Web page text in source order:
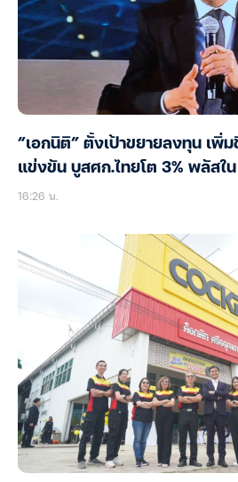
“เอกนิติ” ตั้งเป้าขยายลงทุน เพิ่
แข่งขัน บูสศก.ไทยโต 3% พลัสใ
16:26 น.